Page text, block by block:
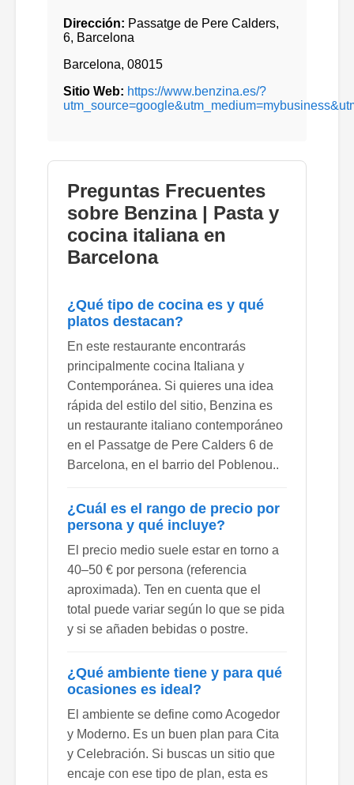
Dirección: Passatge de Pere Calders,
6, Barcelona
Barcelona, 08015
Sitio Web: https://www.benzina.es/?
Preguntas Frecuentes
sobre Benzina | Pasta y
cocina italiana en
Barcelona
¿Qué tipo de cocina es y qué
platos destacan?
En este restaurante encontrarás
principalmente cocina Italiana y
Contemporánea. Si quieres una idea
rápida del estilo del sitio, Benzina es
un restaurante italiano contemporáneo
en el Passatge de Pere Calders 6 de
Barcelona, en el barrio del Poblenou..
¿Cuál es el rango de precio por
persona y qué incluye?
El precio medio suele estar en torno a
40–50 € por persona (referencia
aproximada). Ten en cuenta que el
total puede variar según lo que se pida
y si se añaden bebidas o postre.
¿Qué ambiente tiene y para qué
ocasiones es ideal?
El ambiente se define como Acogedor
y Moderno. Es un buen plan para Cita
y Celebración. Si buscas un sitio que
encaje con ese tipo de plan, esta es